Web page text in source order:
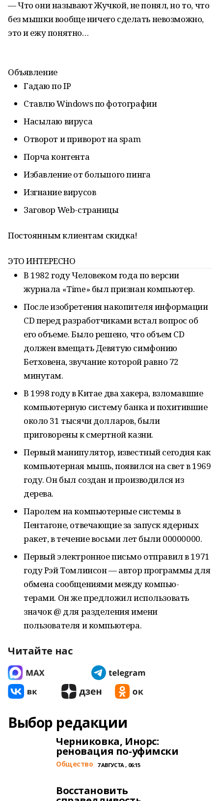
— Что они называют Жучкой, не понял, но то, что
без мышки вообще ничего сделать невозможно,
это и ежу понятно…
Объявление
Гадаю по IP
Ставлю Windows по фотографии
Насылаю вируса
Отворот и приворот на spam
Порча контента
Избавление от большого пинга
Изгнание вирусов
Заговор Web-страницы
Постоянным клиентам скидка!
ЭТО ИНТЕРЕСНО
В 1982 году Человеком года по версии
журнала «Time» был признан компьютер.
После изобретения накопителя информации
CD перед разработчиками встал вопрос об
его объеме. Было решено, что объем CD
должен вмещать Девятую симфонию
Бетховена, звучание которой равно 72
минутам.
В 1998 году в Китае два хакера, взломавшие
компьютерную систему банка и похитившие
около 31 тысячи долларов, были
приговорены к смертной казни.
Первый манипулятор, известный сегодня как
компьютерная мышь, появился на свет в 1969
году. Он был создан и производился из
дерева.
Паролем на компьютерные системы в
Пентагоне, отвечающие за запуск ядерных
ракет, в течение восьми лет были 00000000.
Первый электронное письмо отправил в 1971
году Рэй Томлинсон — автор программы для
обмена сообщениями между компью-
терами. Он же предложил использовать
значок @ для разделения имени
пользователя и компьютера.
Читайте нас
Выбор редакции
Черниковка, Инорс:
реновация по-уфимски
Общество 7 АВГУСТА , 06:15
Восстановить